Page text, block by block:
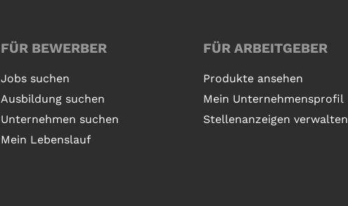
FÜR BEWERBER
Jobs suchen
Ausbildung suchen
Unternehmen suchen
Mein Lebenslauf
FÜR ARBEITGEBER
Produkte ansehen
Mein Unternehmensprofil
Stellenanzeigen verwalten